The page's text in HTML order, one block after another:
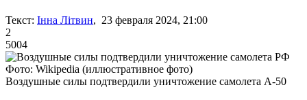
Текст: Інна Літвин, 23 февраля 2024, 21:00
2
5004
Фото: Wikipedia (иллюстративное фото)
Воздушные силы подтвердили уничтожение самолета А-50